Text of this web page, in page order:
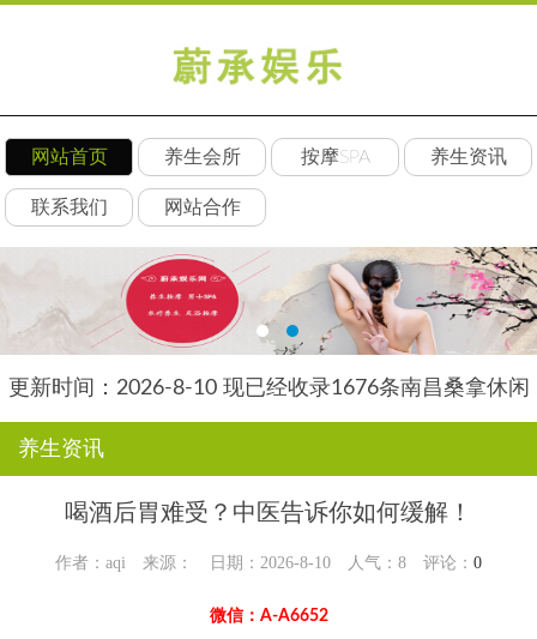
网站首页 养生会所 按摩SPA 养生资讯
联系我们 网站合作
更新时间：2026-8-10 现已经收录1676条南昌桑拿休闲
养生资讯
喝酒后胃难受？中医告诉你如何缓解！
作者：aqi 来源： 日期：2026-8-10 人气： 8 评论： 0
微信：A-A6652